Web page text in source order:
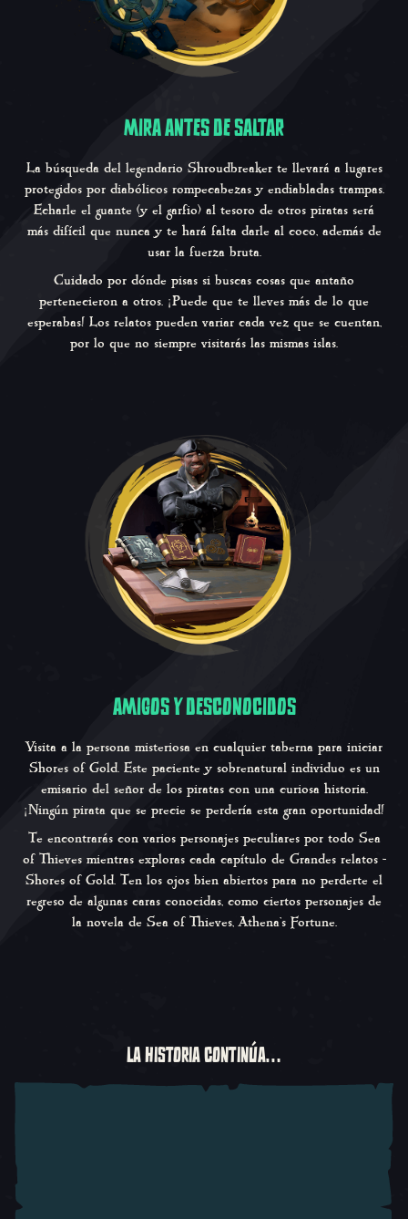
MIRA ANTES DE SALTAR
La búsqueda del legendario Shroudbreaker te llevará a lugares
protegidos por diabólicos rompecabezas y endiabladas trampas.
Echarle el guante (y el garfio) al tesoro de otros piratas será
más difícil que nunca y te hará falta darle al coco, además de
usar la fuerza bruta.
Cuidado por dónde pisas si buscas cosas que antaño
pertenecieron a otros. ¡Puede que te lleves más de lo que
esperabas! Los relatos pueden variar cada vez que se cuentan,
por lo que no siempre visitarás las mismas islas.
AMIGOS Y DESCONOCIDOS
Visita a la persona misteriosa en cualquier taberna para iniciar
Shores of Gold. Este paciente y sobrenatural individuo es un
emisario del señor de los piratas con una curiosa historia.
¡Ningún pirata que se precie se perdería esta gran oportunidad!
Te encontrarás con varios personajes peculiares por todo Sea
of Thieves mientras exploras cada capítulo de Grandes relatos -
Shores of Gold. Ten los ojos bien abiertos para no perderte el
regreso de algunas caras conocidas, como ciertos personajes de
la novela de Sea of Thieves,Athena's Fortune.
LA HISTORIA CONTINÚA…